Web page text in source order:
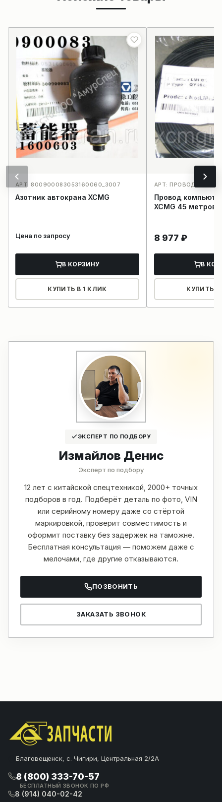
АРТ: 800900083053160060_3007
Азотник автокрана XCMG
Цена по запросу
В КОРЗИНУ
КУПИТЬ В 1 КЛИК
АРТ: ПРОВОД
Провод
XCMG 45 метров
8 977 ₽
В
КУПИТЬ В
ЭКСПЕРТ ПО ПОДБОРУ
Измайлов Денис
Эксперт по подбору
12 лет с китайской спецтехникой, 2000+ точных
подборов в год. Подберёт деталь по фото, VIN
или серийному номеру даже со стёртой
маркировкой, проверит совместимость и
оформит поставку без задержек на таможне.
Бесплатная консультация — поможем даже с
мелочами, где другие отказываются.
ПОЗВОНИТЬ
ЗАКАЗАТЬ ЗВОНОК
Благовещенск, с. Чигири, Центральная 2/2А
8 (800) 333-70-57
БЕСПЛАТНЫЙ ЗВОНОК ПО РФ
8 (914) 040-02-42